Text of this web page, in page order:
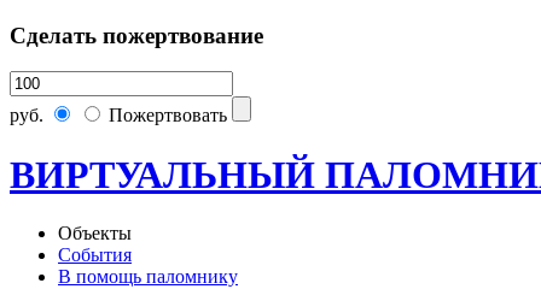
Сделать пожертвование
руб. Пожертвовать
ВИРТУАЛЬНЫЙ
Объекты
События
В помощь паломнику